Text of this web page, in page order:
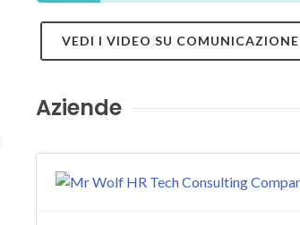
VEDI I VIDEO SU
Aziende